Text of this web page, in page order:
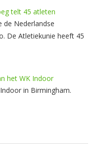
telt 45 atleten
de Nederlandse
De Atletiekunie heeft 45
het WK Indoor
in Birmingham.